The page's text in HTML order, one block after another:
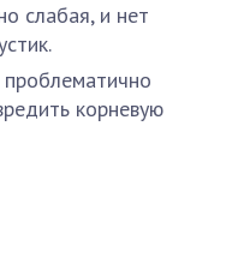
слабая, и нет
корневую